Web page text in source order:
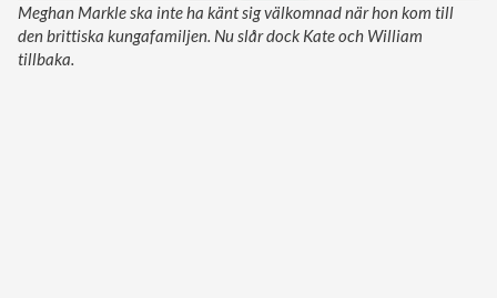
Meghan Markle ska inte ha känt sig välkomnad när hon kom till
den brittiska kungafamiljen. Nu slår dock Kate och William
tillbaka.